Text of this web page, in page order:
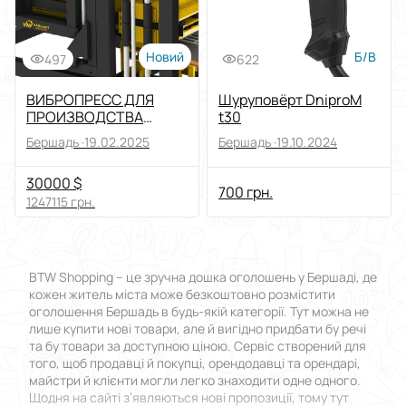
497 Новий
ВИБРОПРЕСС ДЛЯ
ПРОИЗВОДСТВА
ШЛАКОБЛОКОВ,
БЕТОННОЙ
БОРДЮРА
Бершадь ·19.02.2025
30000 $
1247115 грн.
622 Б/В
Шуруповёрт DniproM
t30
Бершадь ·19.10.2024
700 грн.
BTW Shopping – це зручна дошка оголошень у Бершаді, де
кожен житель міста може безкоштовно розмістити
оголошення Бершадь в будь-якій категорії. Тут можна не
лише купити нові товари, але й вигідно придбати бу речі
та бу товари за доступною ціною. Сервіс створений для
того, щоб продавці й покупці, орендодавці та орендарі,
майстри й клієнти могли легко знаходити одне одного.
Щодня на сайті з’являються нові пропозиції, тому тут